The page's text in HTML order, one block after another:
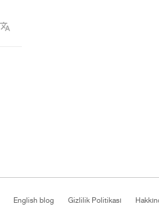
English blog Gizlilik Politikası